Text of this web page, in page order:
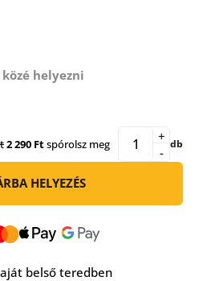
helyezni
2 290 Ftspórolsz meg -
+ db
HELYEZÉS
belső teredben